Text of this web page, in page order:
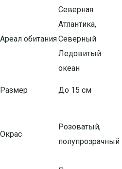
Ареал обитания
Северная
Атлантика,
Северный
Ледовитый
океан
Размер До 15 см
Окрас
Розоватый,
полупрозрачный